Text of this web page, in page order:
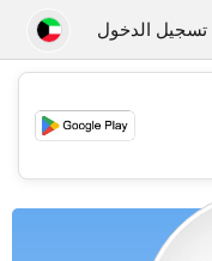
تسجيل الدخول
💖